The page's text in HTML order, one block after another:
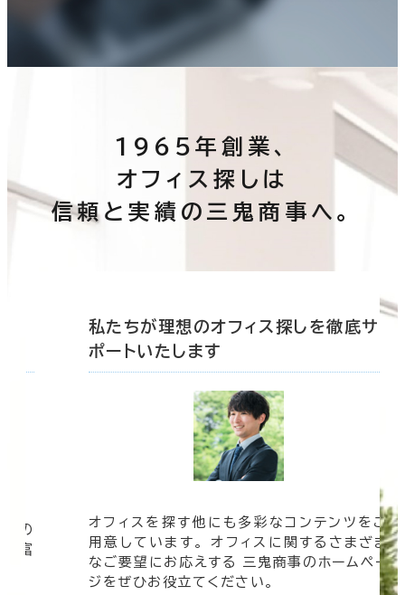
1965年創業、
オフィス探しは
信頼と実績の三鬼商事へ。
の
豊富
私たちが理想のオフィス探しを徹底サ
ポートいたします
オフィスを探す他にも多彩なコンテンツをご
用意しています。 オフィスに関するさまざま
なご要望にお応えする 三鬼商事のホームペー
ジをぜひお役立てください。